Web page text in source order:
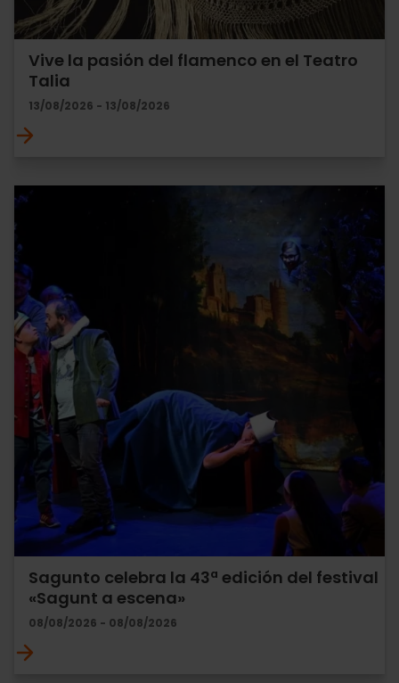
Vive la pasión del flamenco en el Teatro
Talia
13/08/2026 - 13/08/2026
Sagunto celebra la 43ª edición del festival
«Sagunt a escena»
08/08/2026 - 08/08/2026